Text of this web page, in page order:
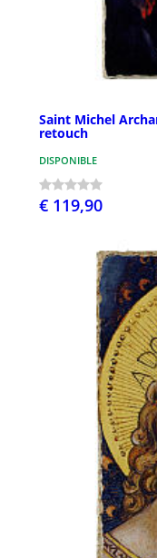
Saint Michel
retouch
DISPONIBLE
€ 119,90